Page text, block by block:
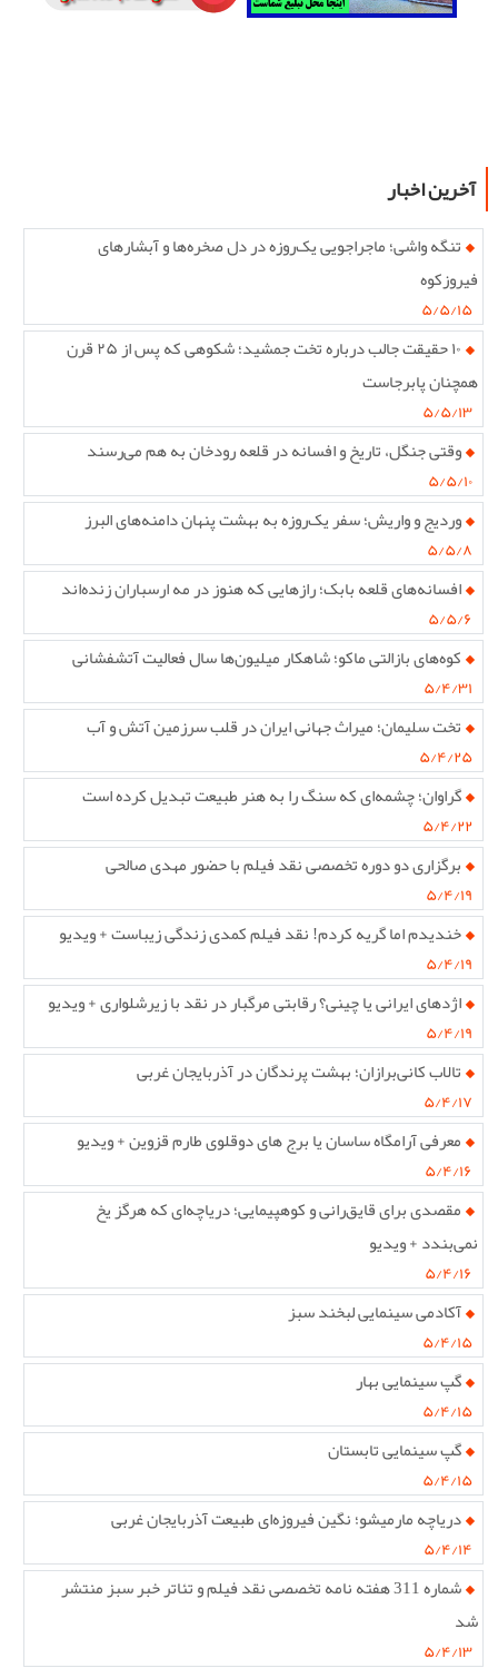
آخرین اخبار
تنگه واشی؛ ماجراجویی یک‌روزه در دل صخره‌ها و آبشارهای
فیروزکوه
۵/۵/۱۵
۱۰ حقیقت جالب درباره تخت جمشید؛ شکوهی که پس از ۲۵ قرن
همچنان پابرجاست
۵/۵/۱۳
وقتی جنگل، تاریخ و افسانه در قلعه رودخان به هم می‌رسند
۵/۵/۱۰
وردیج و واریش؛ سفر یک‌روزه به بهشت پنهان دامنه‌های البرز
۵/۵/۸
افسانه‌های قلعه بابک؛ رازهایی که هنوز در مه ارسباران زنده‌اند
۵/۵/۶
کوه‌های بازالتی ماکو؛ شاهکار میلیون‌ها سال فعالیت آتشفشانی
۵/۴/۳۱
تخت سلیمان؛ میراث جهانی ایران در قلب سرزمین آتش و آب
۵/۴/۲۵
گراوان؛ چشمه‌ای که سنگ را به هنر طبیعت تبدیل کرده است
۵/۴/۲۲
برگزاری دو دوره تخصصی نقد فیلم با حضور مهدی صالحی
۵/۴/۱۹
خندیدم اما گریه کردم! نقد فیلم کمدی زندگی زیباست + ویدیو
۵/۴/۱۹
اژدهای ایرانی یا چینی؟ رقابتی مرگبار در نقد با زیرشلواری + ویدیو
۵/۴/۱۹
تالاب کانی‌برازان؛ بهشت پرندگان در آذربایجان غربی
۵/۴/۱۷
معرفی آرامگاه ساسان یا برج های دوقلوی طارم قزوین + ویدیو
۵/۴/۱۶
مقصدی برای قایق‌رانی و کوهپیمایی؛ دریاچه‌ای که هرگز یخ
نمی‌بندد + ویدیو
۵/۴/۱۶
آکادمی سینمایی لبخند سبز
۵/۴/۱۵
گپ سینمایی بهار
۵/۴/۱۵
گپ سینمایی تابستان
۵/۴/۱۵
دریاچه مارمیشو؛ نگین فیروزه‌ای طبیعت آذربایجان غربی
۵/۴/۱۴
شماره 311 هفته نامه تخصصی نقد فیلم و تئاتر خبر سبز منتشر
شد
۵/۴/۱۳